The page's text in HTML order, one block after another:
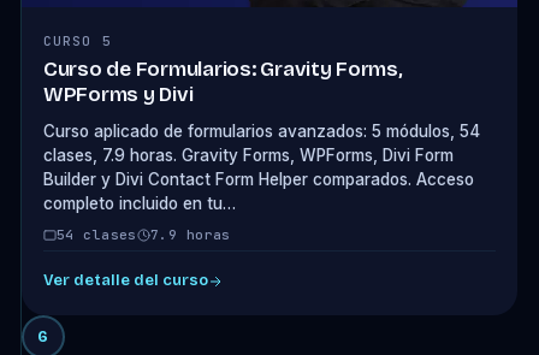
CURSO 5
Curso de Formularios: Gravity Forms,
WPForms y Divi
Curso aplicado de formularios avanzados: 5 módulos, 54
clases, 7.9 horas. Gravity Forms, WPForms, Divi Form
Builder y Divi Contact Form Helper comparados. Acceso
completo incluido en tu…
54 clases 7.9 horas
Ver detalle del curso
6